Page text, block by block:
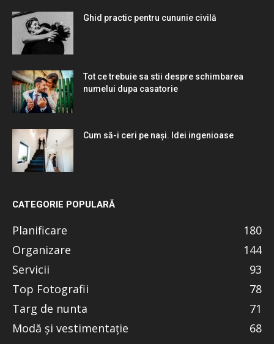
Ghid practic pentru cununie civilă
Tot ce trebuie sa stii despre schimbarea
numelui dupa casatorie
Cum să-i ceri pe nași. Idei ingenioase
CATEGORIE POPULARĂ
Planificare
180
Organizare
144
Servicii
93
Top Fotografii
78
Targ de nunta
71
Modă și vestimentație
68